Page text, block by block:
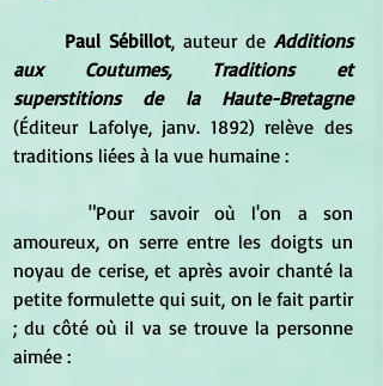
Paul Sébillot, auteur de Additions
aux Coutumes, Traditions et
superstitions de la Haute-Bretagne
(Éditeur Lafolye, janv. 1892) relève des
traditions liées à la vue humaine :
amoureux, on serre entre les doigts un
noyau de cerise, et après avoir chanté la
petite formulette qui suit, on le fait partir
; du côté où il va se trouve la personne
aimée :